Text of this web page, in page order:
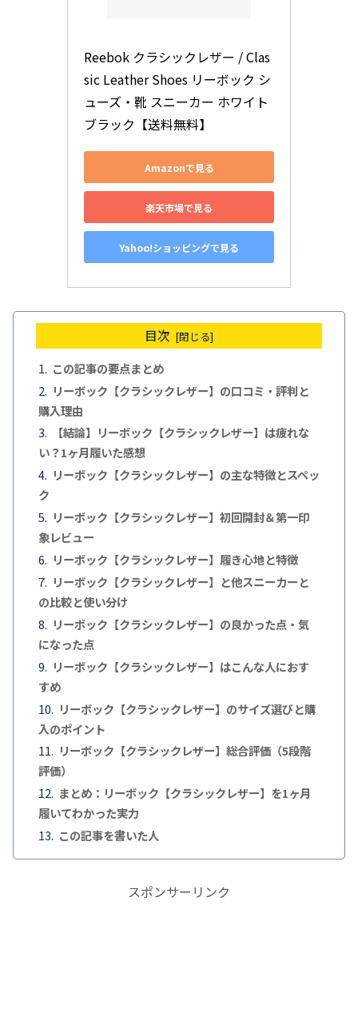
Reebok クラシックレザー / Clas
sic Leather Shoes リーボック シ
ューズ・靴 スニーカー ホワイト
ブラック【送料無料】
Amazonで見る
楽天市場で見る
Yahoo!ショッピングで見る
目次
この記事の要点まとめ
リーボック【クラシックレザー】の口コミ・評判と
購入理由
【結論】リーボック【クラシックレザー】は疲れな
い？1ヶ月履いた感想
リーボック【クラシックレザー】の主な特徴とスペッ
ク
リーボック【クラシックレザー】初回開封＆第一印
象レビュー
リーボック【クラシックレザー】履き心地と特徴
リーボック【クラシックレザー】と他スニーカーと
の比較と使い分け
リーボック【クラシックレザー】の良かった点・気
になった点
リーボック【クラシックレザー】はこんな人におす
すめ
リーボック【クラシックレザー】のサイズ選びと購
入のポイント
リーボック【クラシックレザー】総合評価（5段階
評価）
まとめ：リーボック【クラシックレザー】を1ヶ月
履いてわかった実力
この記事を書いた人
スポンサーリンク